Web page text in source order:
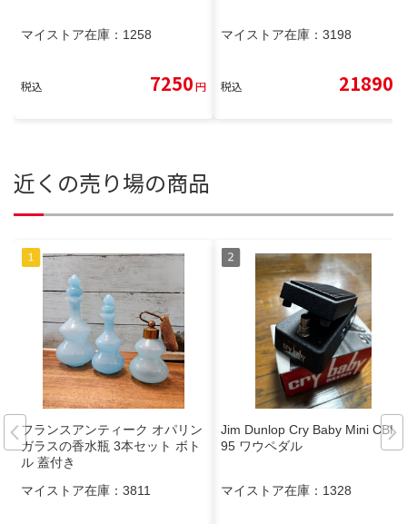
マイストア在庫： 1258
税込 7250円
マイストア在庫： 3198
税込 21890
近くの売り場の商品
フランスアンティーク オパリン
ガラスの香水瓶 3本セット ボト
ル 蓋付き
マイストア在庫： 3811
Jim Dunlop Cry Baby Mini CBM
95 ワウペダル
マイストア在庫： 1328